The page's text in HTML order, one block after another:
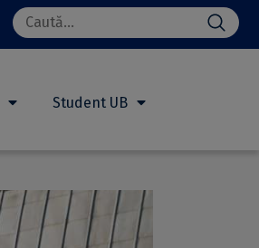
Search
for:
Student UB